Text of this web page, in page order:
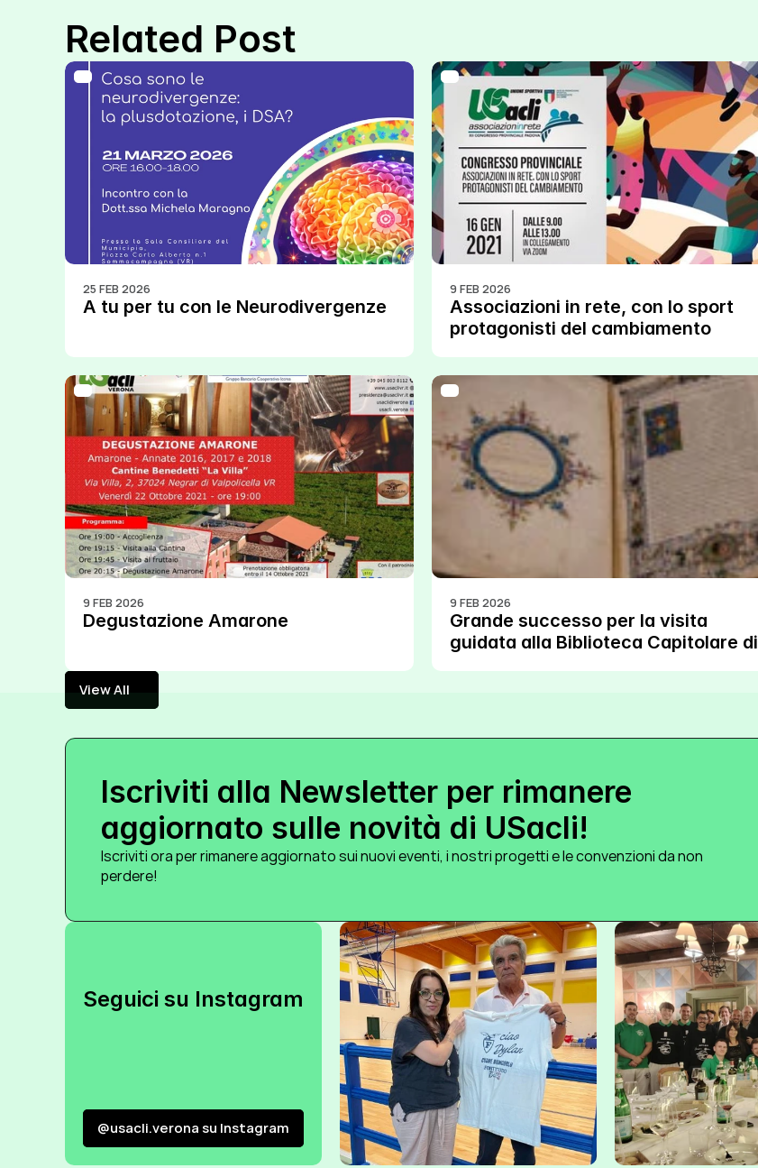
Related Post
25 FEB 2026
A tu per tu con le Neurodivergenze
9 FEB 2026
Associazioni in rete, con lo sport
protagonisti del cambiamento
9 FEB 2026
Degustazione Amarone
9 FEB 2026
Grande successo per la visita
guidata alla Biblioteca Capitolare di
View All
View All
Iscriviti alla Newsletter per rimanere
aggiornato sulle novità di USacli!
Iscriviti ora per rimanere aggiornato sui nuovi eventi, i nostri progetti e le convenzioni da non
perdere!
Seguici su Instagram
@usacli.verona su Instagram
@usacli.verona su Instagram